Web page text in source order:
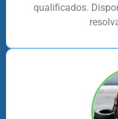
qualificados.